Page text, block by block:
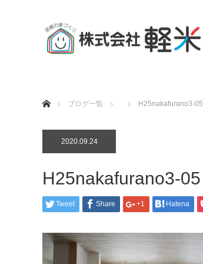
ブログ一覧
H25nakafurano3-05
2020.09.24
H25nakafurano3-05
Tweet Share +1 Hatena